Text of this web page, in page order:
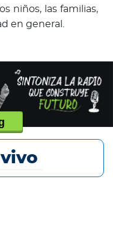
niños, las familias,
en general.